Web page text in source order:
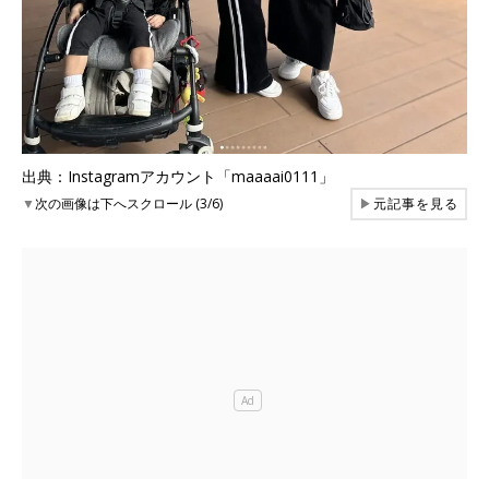
出典：Instagramアカウント「maaaai0111」
▼次の画像は下へスクロール (3/6) ▶元記事を見る